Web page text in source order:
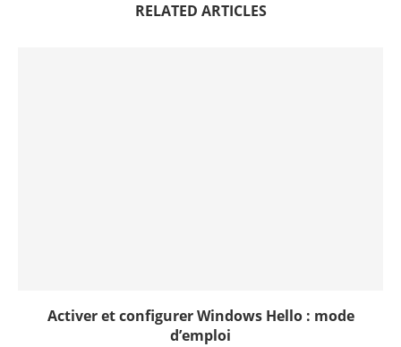
RELATED ARTICLES
Activer et configurer Windows Hello : mode
d’emploi